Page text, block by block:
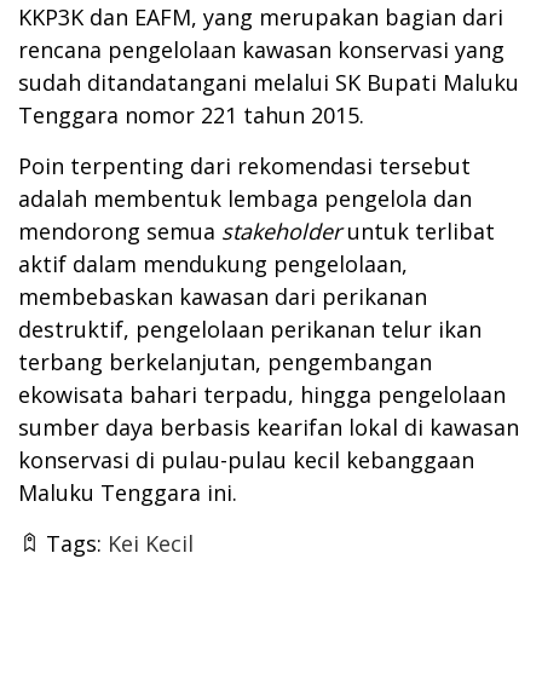
KKP3K dan EAFM, yang merupakan bagian dari
rencana pengelolaan kawasan konservasi yang
sudah ditandatangani melalui SK Bupati Maluku
Tenggara nomor 221 tahun 2015.
Poin terpenting dari rekomendasi tersebut
adalah membentuk lembaga pengelola dan
mendorong semua stakeholderuntuk terlibat
aktif dalam mendukung pengelolaan,
membebaskan kawasan dari perikanan
destruktif, pengelolaan perikanan telur ikan
terbang berkelanjutan, pengembangan
ekowisata bahari terpadu, hingga pengelolaan
sumber daya berbasis kearifan lokal di kawasan
konservasi di pulau-pulau kecil kebanggaan
Maluku Tenggara ini.
Tags: Kei Kecil